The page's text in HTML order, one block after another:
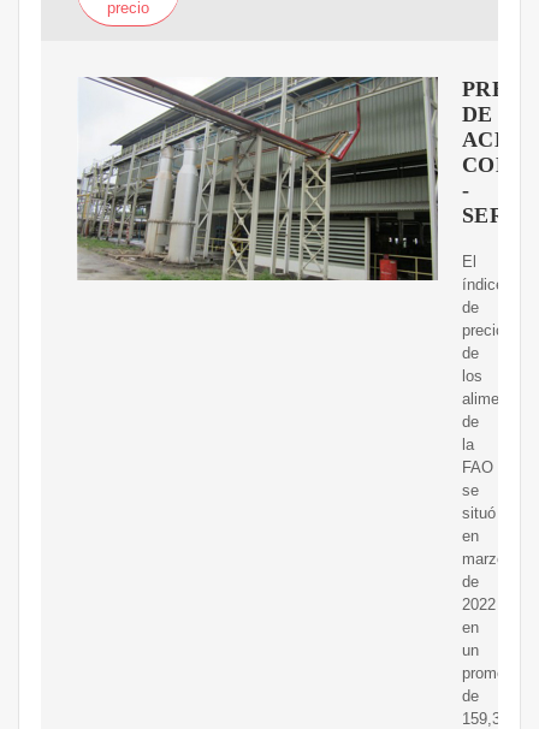
precio
DE
-
El
índice
de
precios
de
los
alimentos
de
la
FAO
se
situó
en
marzo
de
2022
en
un
promedio
de
159,3